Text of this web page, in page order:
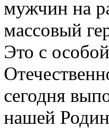
мужчин на
массовый
Это с
сегодня
нашей